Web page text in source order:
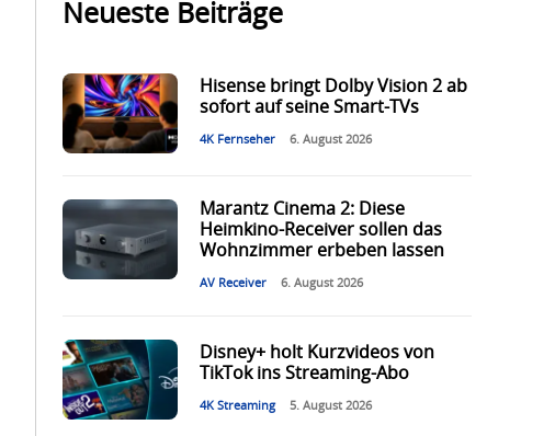
Neueste Beiträge
Hisense bringt Dolby Vision 2 ab
sofort auf seine Smart-TVs
4K Fernseher 6. August 2026
Marantz Cinema 2: Diese
Heimkino-Receiver sollen das
Wohnzimmer erbeben lassen
AV Receiver 6. August 2026
Disney+ holt Kurzvideos von
TikTok ins Streaming-Abo
4K Streaming 5. August 2026